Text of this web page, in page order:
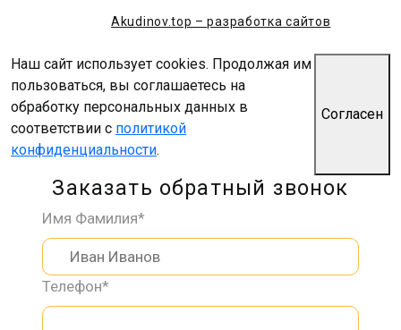
Akudinov.top – разработка сайтов
Наш сайт использует cookies. Продолжая им
пользоваться, вы соглашаетесь на
обработку персональных данных в
соответствии с политикой
конфиденциальности.
Согласен
Заказать обратный звонок
Имя Фамилия*
Телефон*